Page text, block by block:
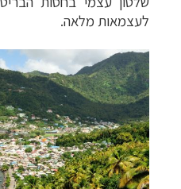
לעצמאות מלאה.קרוזים והפלגות
הפלגות
האפשרויות »